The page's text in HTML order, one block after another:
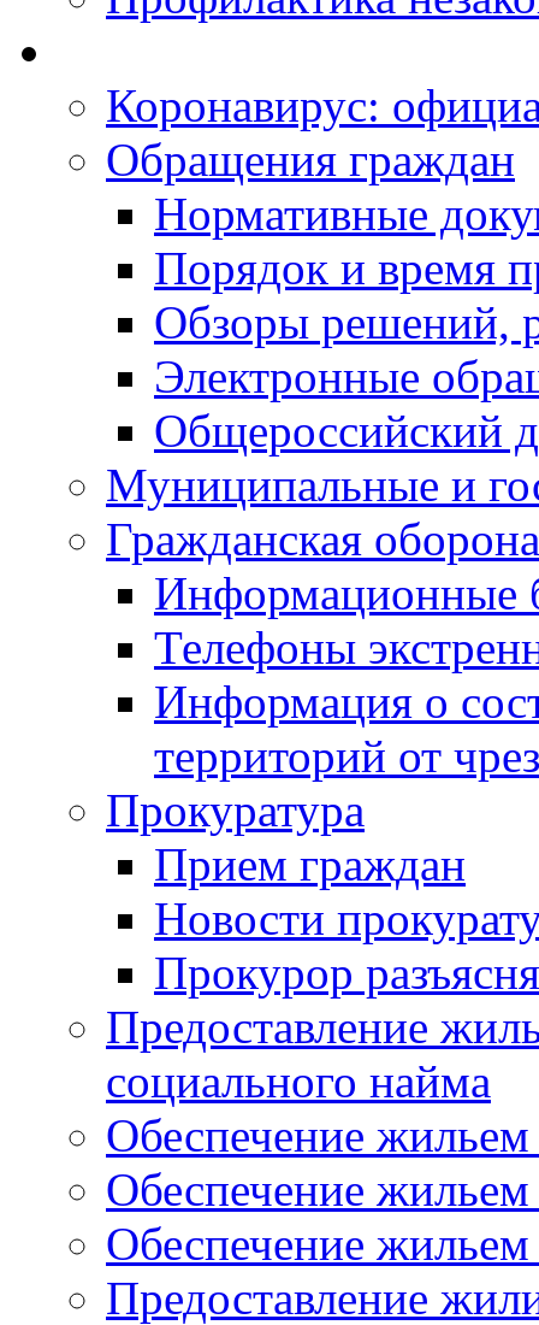
Коронавирус:
Обращения граждан
Нормативные
Порядок и время
Обзоры решений,
Электронные
Общероссийский
Муниципальные и
Гражданская
Информационные
Телефоны
Информация о
территорий от
Прокуратура
Прием граждан
Новости
Прокурор
Предоставление
социального найма
Обеспечение
Обеспечение
Обеспечение жильем
Предоставление